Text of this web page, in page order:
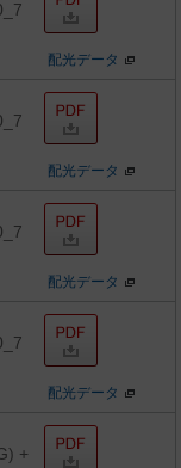
配光データ
配光データ
配光データ
配光データ
+